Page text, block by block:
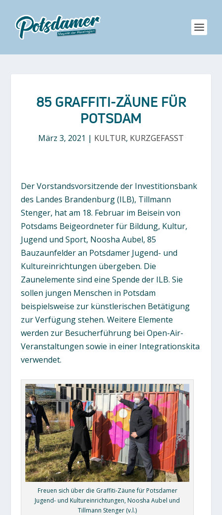
85 GRAFFITI-ZÄUNE FÜR
POTSDAM
März 3, 2021 | KULTUR, KURZGEFASST
Der Vorstandsvorsitzende der Investitionsbank
des Landes Brandenburg (ILB), Tillmann
Stenger, hat am 18. Februar im Beisein von
Potsdams Beigeordneter für Bildung, Kultur,
Jugend und Sport, Noosha Aubel, 85
Bauzaunfelder an Potsdamer Jugend- und
Kultureinrichtungen übergeben. Die
Zaunelemente sind eine Spende der ILB. Sie
sollen jungen Menschen in Potsdam
beispielsweise zur künstlerischen Betätigung
zur Verfügung stehen. Weitere Elemente
werden zur Besucherführung bei Open-Air-
Veranstaltungen sowie in einer Integrationskita
verwendet.
Freuen sich über die Graffiti-Zäune für Potsdamer
Jugend- und Kultureinrichtungen, Noosha Aubel und
Tillmann Stenger (v.l.)